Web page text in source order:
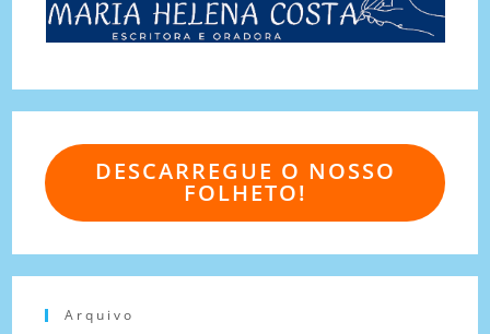
DESCARREGUE O NOSSO
FOLHETO!
Arquivo